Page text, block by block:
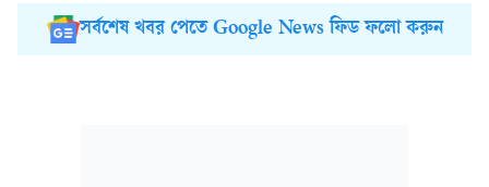
সর্বশেষ খবর পেতে Google News ফিড ফলো করুন